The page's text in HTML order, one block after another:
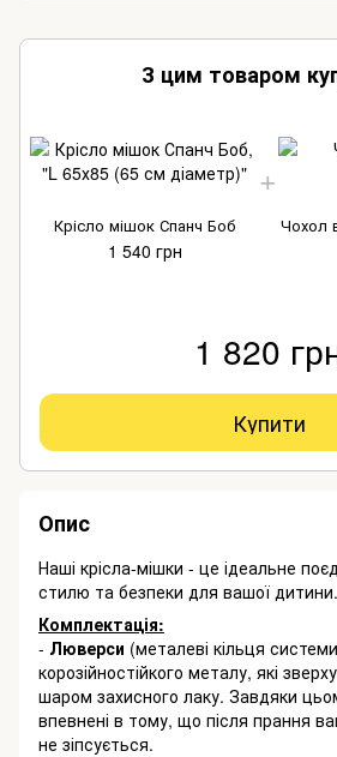
З цим товаром
Крісло мішок Спанч Боб
1 540 грн
Чохол
1 820
Купити
Опис
Наші крісла-мішки - це ідеальне
стилю та безпеки для вашої дитини.
Комплектація:
- Люверси (металеві кільця
корозійностійкого металу, які
шаром захисного лаку. Завдяки
впевнені в тому, що після прання
не зіпсується.